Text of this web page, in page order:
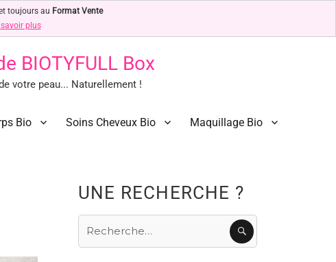
toujours au Format Vente
savoir plus
BIOTYFULL Box
votre peau... Naturellement !
! Bio Soins Cheveux Bio Maquillage Bio
UNE RECHERCHE ?